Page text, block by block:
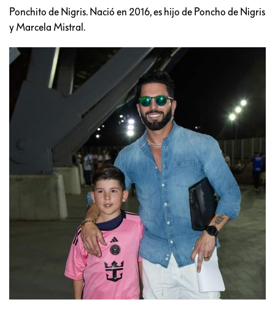
Ponchito de Nigris. Nació en 2016, es hijo de Poncho de Nigris
y Marcela Mistral.